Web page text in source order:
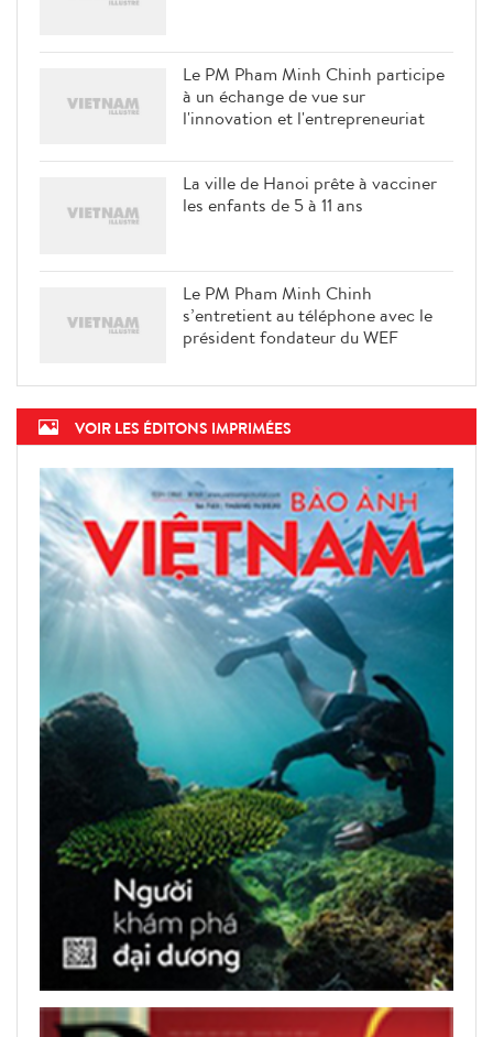
Le PM Pham Minh Chinh participe
à un échange de vue sur
l'innovation et l'entrepreneuriat
La ville de Hanoi prête à vacciner
les enfants de 5 à 11 ans
Le PM Pham Minh Chinh
s’entretient au téléphone avec le
président fondateur du WEF
VOIR LES ÉDITONS IMPRIMÉES